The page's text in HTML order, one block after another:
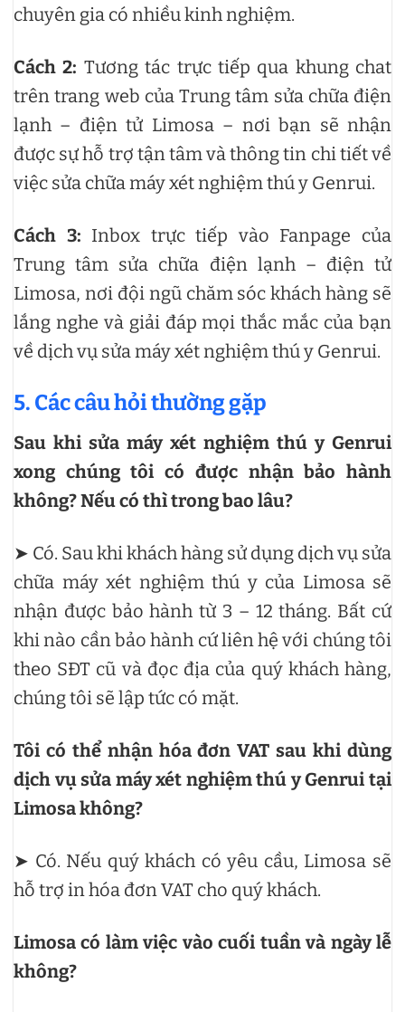
chuyên gia có nhiều kinh nghiệm.
Cách 2: Tương tác trực tiếp qua khung chat
trên trang web của Trung tâm sửa chữa điện
lạnh – điện tử Limosa – nơi bạn sẽ nhận
được sự hỗ trợ tận tâm và thông tin chi tiết về
việc sửa chữa máy xét nghiệm thú y Genrui.
Cách 3: Inbox trực tiếp vào Fanpage của
Trung tâm sửa chữa điện lạnh – điện tử
Limosa, nơi đội ngũ chăm sóc khách hàng sẽ
lắng nghe và giải đáp mọi thắc mắc của bạn
về dịch vụ sửa máy xét nghiệm thú y Genrui.
5. Các câu hỏi thường gặp
Sau khi sửa máy xét nghiệm thú y Genrui
xong chúng tôi có được nhận bảo hành
không? Nếu có thì trong bao lâu?
➤ Có. Sau khi khách hàng sử dụng dịch vụ sửa
chữa máy xét nghiệm thú y của Limosa sẽ
nhận được bảo hành từ 3 – 12 tháng. Bất cứ
khi nào cần bảo hành cứ liên hệ với chúng tôi
theo SĐT cũ và đọc địa của quý khách hàng,
chúng tôi sẽ lập tức có mặt.
Tôi có thể nhận hóa đơn VAT sau khi dùng
dịch vụ sửa máy xét nghiệm thú y Genrui tại
Limosa không?
➤ Có. Nếu quý khách có yêu cầu, Limosa sẽ
hỗ trợ in hóa đơn VAT cho quý khách.
Limosa có làm việc vào cuối tuần và ngày lễ
không?